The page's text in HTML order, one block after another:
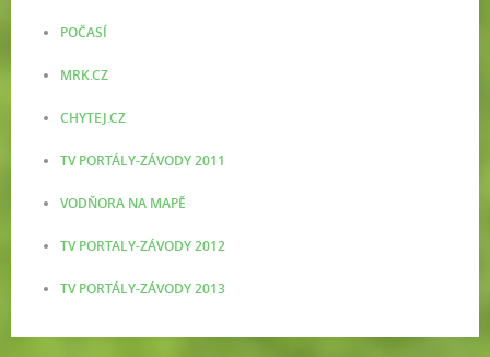
POČASÍ
MRK.CZ
CHYTEJ.CZ
TV PORTÁLY-ZÁVODY 2011
VODŇORA NA MAPĚ
TV PORTALY-ZÁVODY 2012
TV PORTÁLY-ZÁVODY 2013